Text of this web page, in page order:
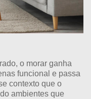
o morar ganha
funcional e passa
contexto que o
ambientes que